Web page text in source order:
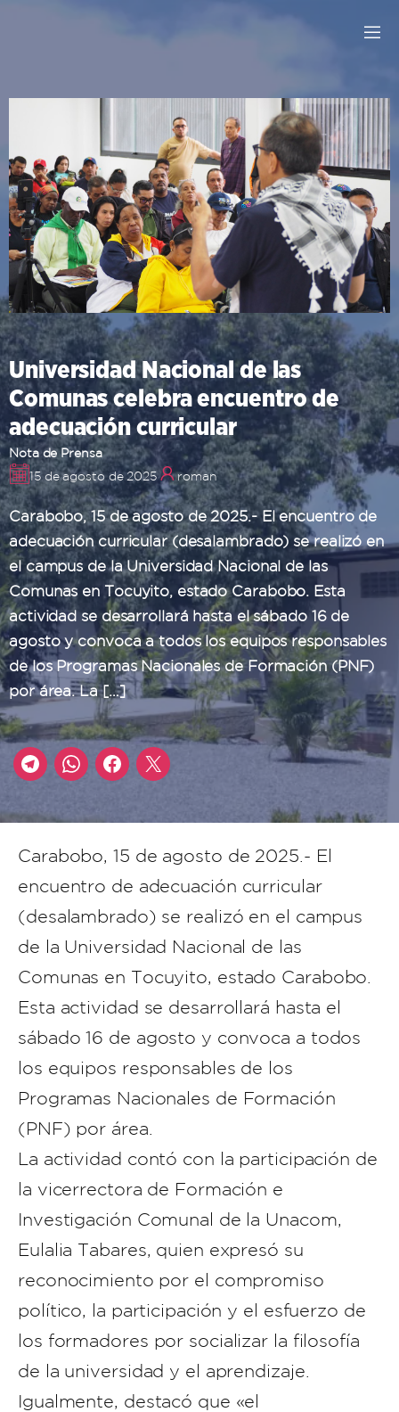
Universidad Nacional de las
Comunas celebra encuentro de
adecuación curricular
Nota de Prensa
15 de agosto de 2025
roman
Carabobo, 15 de agosto de 2025.- El encuentro de
adecuación curricular (desalambrado) se realizó en
el campus de la Universidad Nacional de las
Comunas en Tocuyito, estado Carabobo. Esta
actividad se desarrollará hasta el sábado 16 de
agosto y convoca a todos los equipos responsables
de los Programas Nacionales de Formación (PNF)
por área. La […]
Carabobo, 15 de agosto de 2025.- El
encuentro de adecuación curricular
(desalambrado) se realizó en el campus
de la Universidad Nacional de las
Comunas en Tocuyito, estado Carabobo.
Esta actividad se desarrollará hasta el
sábado 16 de agosto y convoca a todos
los equipos responsables de los
Programas Nacionales de Formación
(PNF) por área.
La actividad contó con la participación de
la vicerrectora de Formación e
Investigación Comunal de la Unacom,
Eulalia Tabares, quien expresó su
reconocimiento por el compromiso
político, la participación y el esfuerzo de
los formadores por socializar la filosofía
de la universidad y el aprendizaje.
Igualmente, destacó que «el